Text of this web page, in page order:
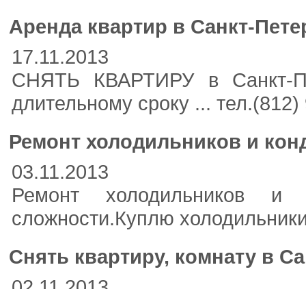
Аренда квартир в Санкт-
17.11.2013
СНЯТЬ КВАРТИРУ в
длительному сроку ...
Ремонт холодильников и
03.11.2013
Ремонт холодильников
сложности.Куплю
Снять квартиру, комнату в